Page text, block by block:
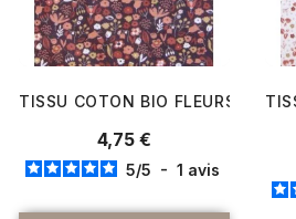
TISSU COTON BIO FLEURS DES
4,75 €
5/5 - 1 avis